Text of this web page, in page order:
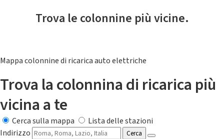
Trova le colonnine più vicine.
Mappa colonnine di ricarica auto elettriche
Trova la colonnina di ricarica più
vicina a te
Cerca sulla mappa
Lista delle stazioni
Indirizzo
Cerca